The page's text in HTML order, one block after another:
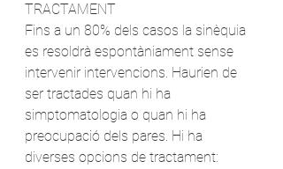
TRACTAMENT
Fins a un 80% dels casos la sinèquia
es resoldrà espontàniament sense
intervenir intervencions. Haurien de
ser tractades quan hi ha
simptomatologia o quan hi ha
preocupació dels pares. Hi ha
diverses opcions de tractament: